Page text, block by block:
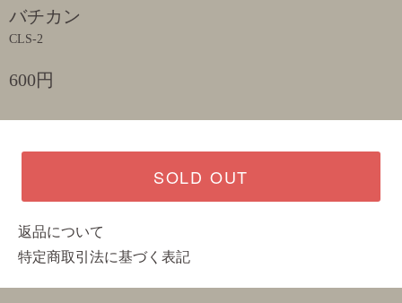
バチカン
CLS-2
600円
SOLD OUT
返品について
特定商取引法に基づく表記